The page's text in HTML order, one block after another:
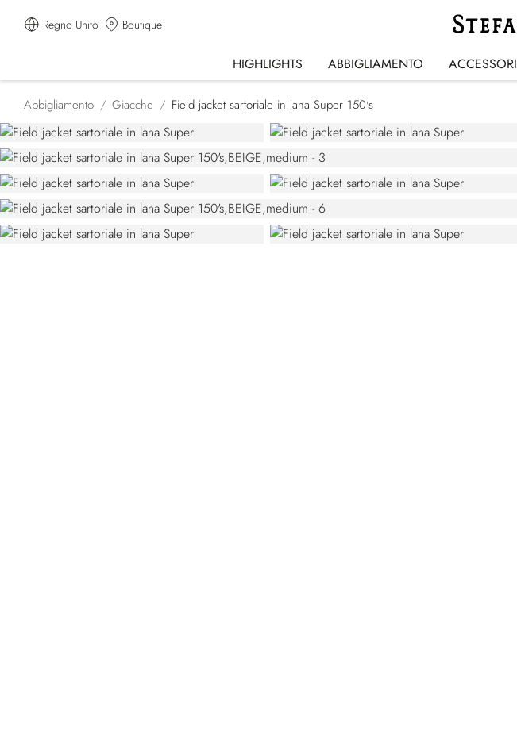
Regno Unito Boutique
HIGHLIGHTS ABBIGLIAMENTO ACCESSORI
Abbigliamento Giacche Field jacket sartoriale in lana Super 150's